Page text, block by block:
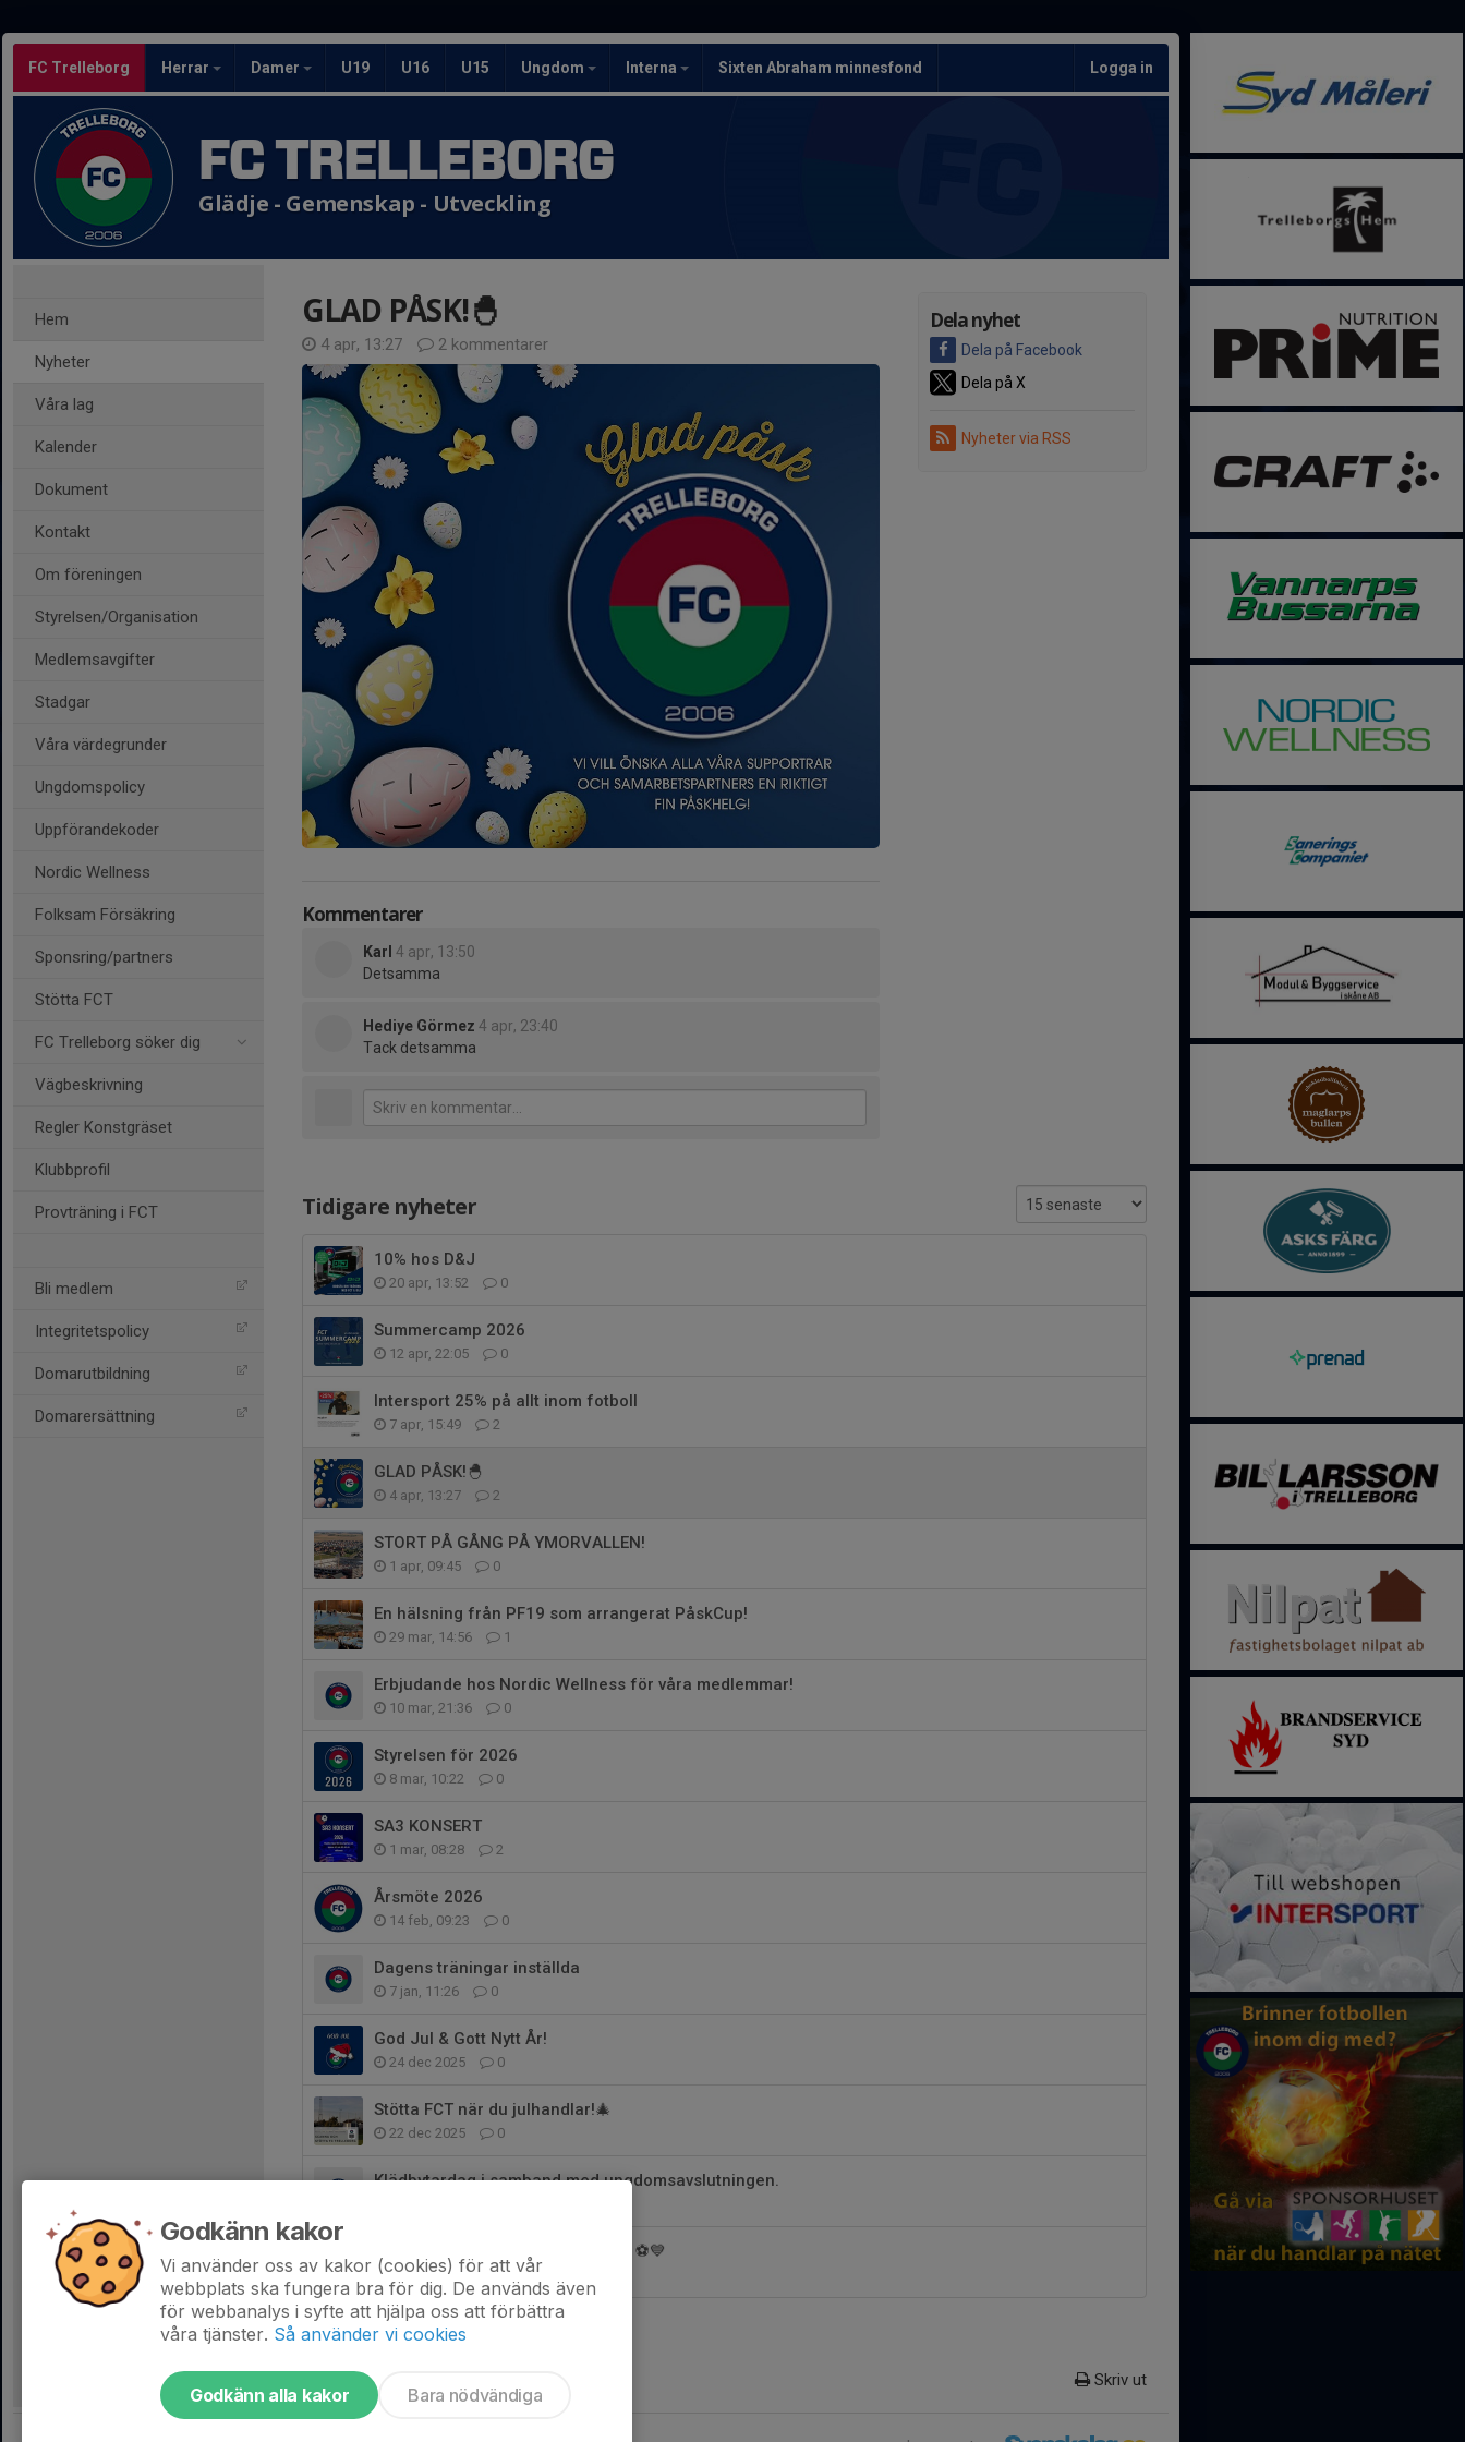
FC Trelleborg Herrar Damer U19 U16 U15 Ungdom Interna Sixten Abraham minnesfond Logga in
FC TRELLEBORG
Glädje - Gemenskap - Utveckling
Hem
Nyheter
Våra lag
Kalender
Dokument
Kontakt
Om föreningen
Styrelsen/Organisation
Medlemsavgifter
Stadgar
Våra värdegrunder
Ungdomspolicy
Uppförandekoder
Nordic Wellness
Folksam Försäkring
Sponsring/partners
Stötta FCT
FC Trelleborg söker dig
Vägbeskrivning
Regler Konstgräset
Klubbprofil
Provträning i FCT
Bli medlem
Integritetspolicy
Domarutbildning
Domarersättning
Dela nyhet
Dela på Facebook
Dela på X
Nyheter via RSS
GLAD PÅSK!🐣
4 apr, 13:27 2 kommentarer
Kommentarer
Karl 4 apr, 13:50
Detsamma
Hediye Görmez 4 apr, 23:40
Tack detsamma
Tidigare nyheter
10% hos D&J
20 apr, 13:52 0
Summercamp 2026
12 apr, 22:05 0
Intersport 25% på allt inom fotboll
7 apr, 15:49 2
GLAD PÅSK!🐣
4 apr, 13:27 2
STORT PÅ GÅNG PÅ YMORVALLEN!
1 apr, 09:45 0
En hälsning från PF19 som arrangerat PåskCup!
29 mar, 14:56 1
Erbjudande hos Nordic Wellness för våra medlemmar!
10 mar, 21:36 0
Styrelsen för 2026
8 mar, 10:22 0
SA3 KONSERT
1 mar, 08:28 2
Årsmöte 2026
14 feb, 09:23 0
Dagens träningar inställda
7 jan, 11:26 0
God Jul & Gott Nytt År!
24 dec 2025 0
Stötta FCT när du julhandlar!🎄
22 dec 2025 0
Klädbytardag i samband med ungdomsavslutningen.
Vilken avslutning av vårt U19-lag! ⚽️💙
13 nov 2025 2
Skriv ut
Godkänn kakor
Vi använder oss av kakor (cookies) för att vår
webbplats ska fungera bra för dig. De används även
för webbanalys i syfte att hjälpa oss att förbättra
våra tjänster. Så använder vi cookies
Godkänn alla kakor Bara nödvändiga